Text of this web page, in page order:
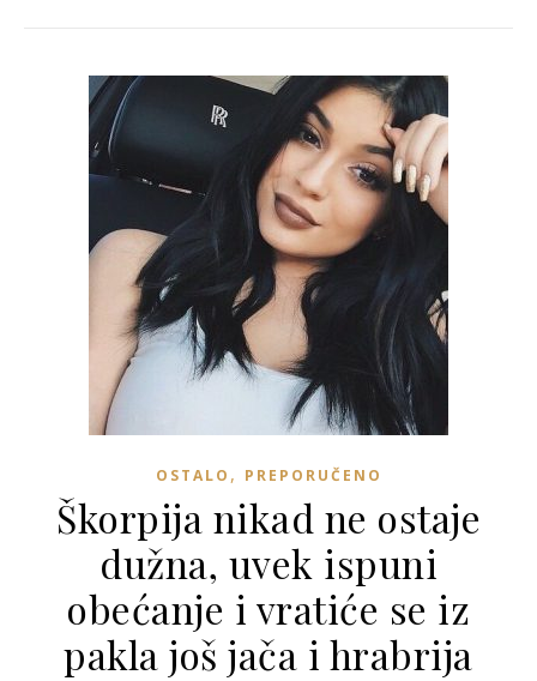
OSTALO , PREPORUČENO
Škorpija nikad ne ostaje
dužna, uvek ispuni
obećanje i vratiće se iz
pakla još jača i hrabrija